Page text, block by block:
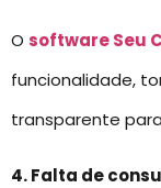
O software Seu
funcionalidade,
transparente
4. Falta de